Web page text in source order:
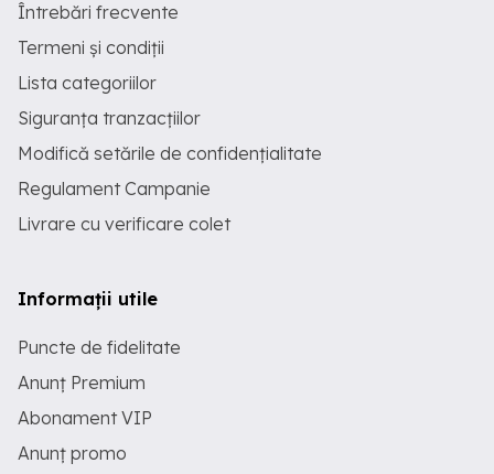
Întrebări frecvente
Termeni și condiții
Lista categoriilor
Siguranța tranzacțiilor
Modifică setările de confidențialitate
Regulament Campanie
Livrare cu verificare colet
Informații utile
Puncte de fidelitate
Anunț Premium
Abonament VIP
Anunț promo